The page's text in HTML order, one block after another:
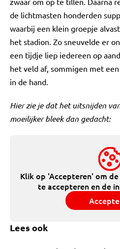
de lichtmasten honderden
waarbij een klein groepje
het stadion. Zo sneuvelde er
een tijdje liep iedereen op
het veld af, sommigen met
in de hand.
Hier zie je dat het uitsnijden
moeilijker bleek dan gedacht:
Klik op 'Accepteren' om
te accepteren en de
Lees ook